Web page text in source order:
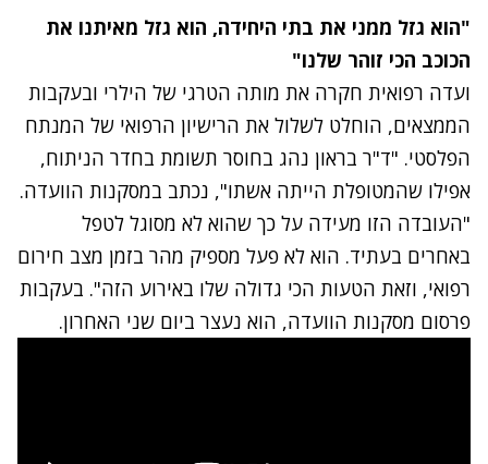
"הוא גזל ממני את בתי היחידה, הוא גזל מאיתנו את
הכוכב הכי זוהר שלנו"
ועדה רפואית חקרה את מותה הטרגי של הילרי ובעקבות
הממצאים, הוחלט לשלול את הרישיון הרפואי של המנתח
הפלסטי. "ד"ר בראון נהג בחוסר תשומת בחדר הניתוח,
אפילו שהמטופלת הייתה אשתו", נכתב במסקנות הוועדה.
"העובדה הזו מעידה על כך שהוא לא מסוגל לטפל
באחרים בעתיד. הוא לא פעל מספיק מהר בזמן מצב חירום
רפואי, וזאת הטעות הכי גדולה שלו באירוע הזה". בעקבות
פרסום מסקנות הוועדה, הוא נעצר ביום שני האחרון.